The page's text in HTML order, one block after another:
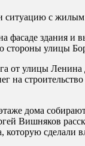
с
фасаде здания
улицы
от улицы
на
дома
Вишняков
которую